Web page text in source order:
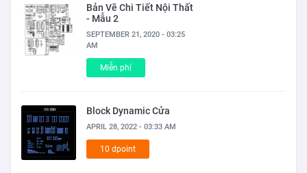
Bản Vẽ Chi Tiết Nội Thất
- Mẫu 2
SEPTEMBER 21, 2020 - 03:25
AM
Miễn phí
Block Dynamic Cửa
APRIL 28, 2022 - 03:33 AM
10 dpoint